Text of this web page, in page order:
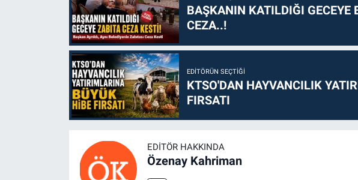
BAŞKANIN KATILDIĞI GECEYE
CEZA..!
EDITÖRÜN SEÇTIĞI
KTSO'DAN HAYVANCILIK
FIRSATI
EDITÖR HAKKINDA
Özenay Kahriman